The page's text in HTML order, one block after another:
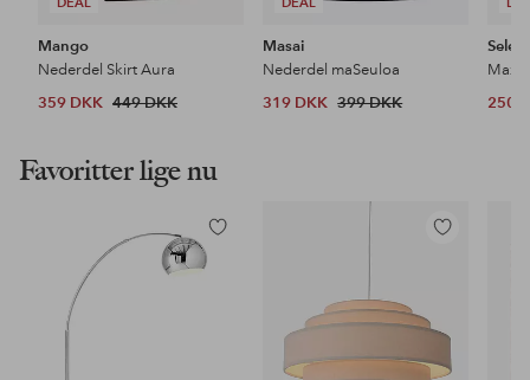
Mango
Nederdel Skirt Aura
359 DKK 449 DKK
Masai
Nederdel maSeuloa
319 DKK 399 DKK 250
Favoritter lige nu
Tilføj
til
Tilføj